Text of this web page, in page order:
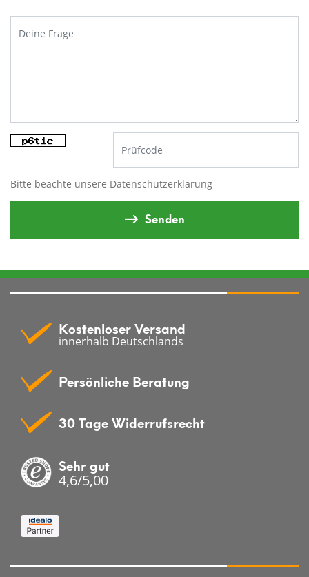
Bitte beachte unsere Datenschutzerklärung
Senden
Kostenloser Versand
innerhalb Deutschlands
Persönliche Beratung
30 Tage Widerrufsrecht
Sehr gut
4,6/5,00